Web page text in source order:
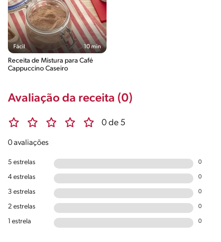
Fácil 10 min
Receita de Mistura para Café
Cappuccino Caseiro
Avaliação da receita (0)
0 de 5
0 avaliações
5 estrelas 0
4 estrelas 0
3 estrelas 0
2 estrelas 0
1 estrela 0